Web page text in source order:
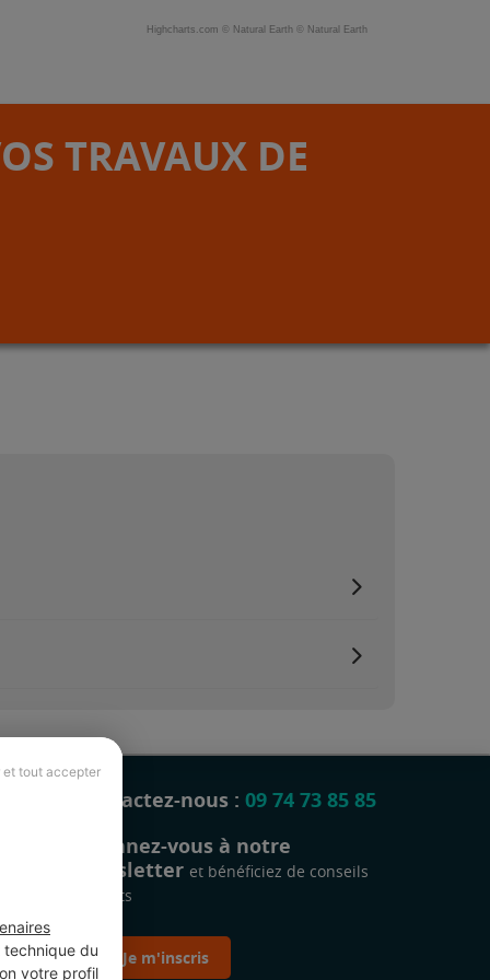
et tout accepter
technique du
votre profil
Highcharts.com © Natural Earth © Natural Earth
TRAVAUX DE
Contactez-nous : 09 74 73 85 85
Abonnez-vous à notre
newsletter et bénéficiez de conseils
gratuits
Je m'inscris